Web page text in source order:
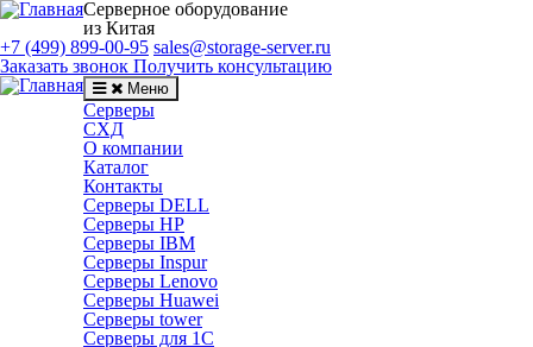
Серверное оборудование
из Китая
+7 (499) 899-00-95 sales@storage-server.ru
Заказать звонок Получить консультацию
Меню
Серверы
СХД
О компании
Каталог
Контакты
Серверы DELL
Серверы HP
Серверы IBM
Серверы Inspur
Серверы Lenovo
Серверы Huawei
Серверы tower
Серверы для 1C